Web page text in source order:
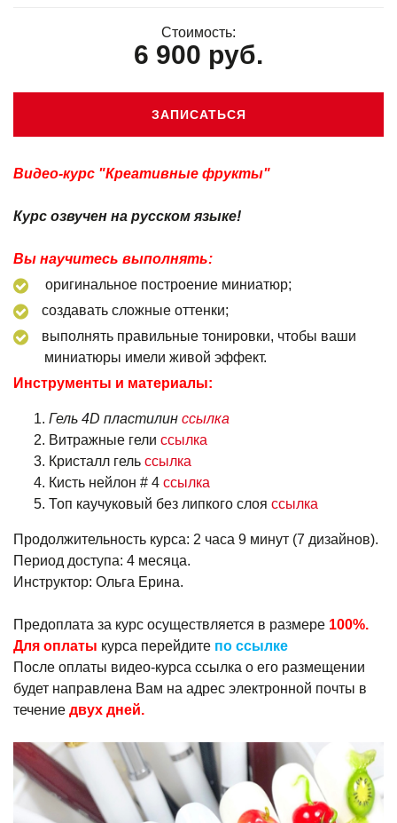
Стоимость:
6 900 руб.
ЗАПИСАТЬСЯ
Видео-курс "Креативные фрукты"
Курс озвучен на русском языке!
Вы научитесь выполнять:
оригинальное построение миниатюр;
создавать сложные оттенки;
выполнять правильные тонировки, чтобы ваши
миниатюры имели живой эффект.
Инструменты и материалы:
Гель 4D пластилин ссылка
Витражные гели ссылка
Кристалл гель ссылка
Кисть нейлон # 4 ссылка
Топ каучуковый без липкого слоя ссылка
Продолжительность курса: 2 часа 9 минут (7 дизайнов).
Период доступа: 4 месяца.
Инструктор: Ольга Ерина.
Предоплата за курс осуществляется в размере 100%.
Для оплаты курса перейдите по ссылке
После оплаты видео-курса ссылка о его размещении
будет направлена Вам на адрес электронной почты в
течение двух дней.